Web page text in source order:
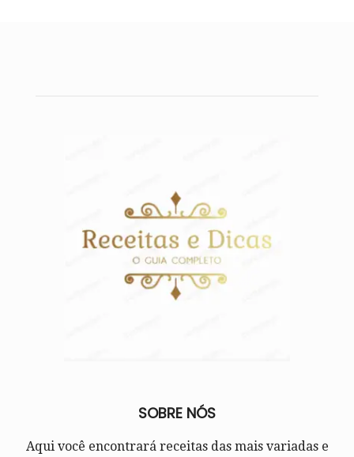
SOBRE NÓS
Aqui você encontrará receitas das mais variadas e